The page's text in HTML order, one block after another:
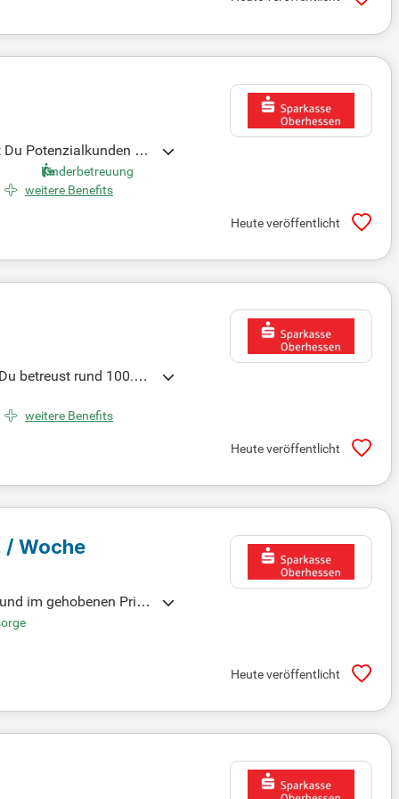
Potenzialkunden üb
Aktiv-, Geldanlag
über Telefon un
Kinderbetreuung
weitere Benefits
Heute veröffentlicht
betreust rund 100.00
Gemeinsam
neue Kunden für uns.
weitere Benefits
Heute veröffentlicht
/ Woche
im gehobenen Priva
Deine Ideen sind g
möchtest, freuen w
Heute veröffentlicht